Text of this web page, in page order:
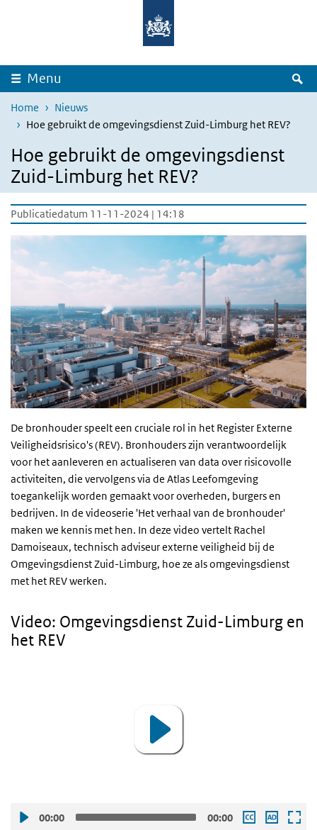
Overslaan en naar de inhoud gaan
Menu
Home
Nieuws
Hoe gebruikt de omgevingsdienst Zuid-Limburg het REV?
Hoe gebruikt de omgevingsdienst
Zuid-Limburg het REV?
Publicatiedatum 11-11-2024 | 14:18
De bronhouder speelt een cruciale rol in het Register Externe
Veiligheidsrisico's (REV). Bronhouders zijn verantwoordelijk
voor het aanleveren en actualiseren van data over risicovolle
activiteiten, die vervolgens via de Atlas Leefomgeving
toegankelijk worden gemaakt voor overheden, burgers en
bedrijven. In de videoserie 'Het verhaal van de bronhouder'
maken we kennis met hen. In deze video vertelt Rachel
Damoiseaux, technisch adviseur externe veiligheid bij de
Omgevingsdienst Zuid-Limburg, hoe ze als omgevingsdienst
met het REV werken.
Video: Omgevingsdienst Zuid-Limburg en
het REV
00:00 00:00